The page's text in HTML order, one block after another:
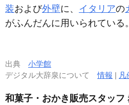
装および外壁に、 イタリアの
がふんだんに用いられている。
出典 小学館
デジタル大辞泉について情報 | 凡
和菓子・おかき販売スタッフ